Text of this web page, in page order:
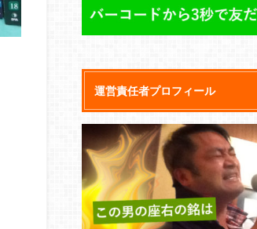
運営責任者プロフィール